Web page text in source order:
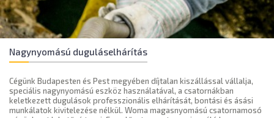
Nagynyomású duguláselhárítás
Cégünk Budapesten és Pest megyében díjtalan kiszállással vállalja,
speciális nagynyomású eszköz használatával, a csatornákban
keletkezett dugulások professzionális elhárítását, bontási és ásási
munkálatok kivitelezése nélkül. Woma magasnyomású csatornamosó